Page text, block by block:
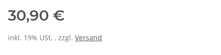
30,90 €
inkl. 19% USt. , zzgl. Versand